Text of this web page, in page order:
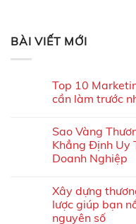
BÀI VIẾT MỚI
Top 10
cần làm trước
Sao Vàng
Khẳng Định Uy
Doanh Nghiệp
Xây dựng
lược giúp bạn
nguyên số